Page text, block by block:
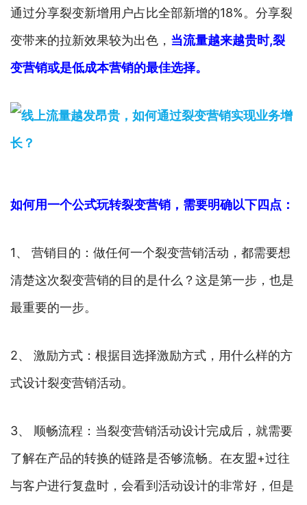
通过分享裂变新增用户占比全部新增的18%。分享裂
变带来的拉新效果较为出色， 当流量越来越贵时,裂
变营销或是低成本营销的最佳选择。
如何用一个公式玩转裂变营销，需要明确以下四点：
1、 营销目的：做任何一个裂变营销活动，都需要想
清楚这次裂变营销的目的是什么？这是第一步，也是
最重要的一步。
2、 激励方式：根据目选择激励方式，用什么样的方
式设计裂变营销活动。
3、 顺畅流程：当裂变营销活动设计完成后，就需要
了解在产品的转换的链路是否够流畅。在友盟+过往
与客户进行复盘时，会看到活动设计的非常好，但是